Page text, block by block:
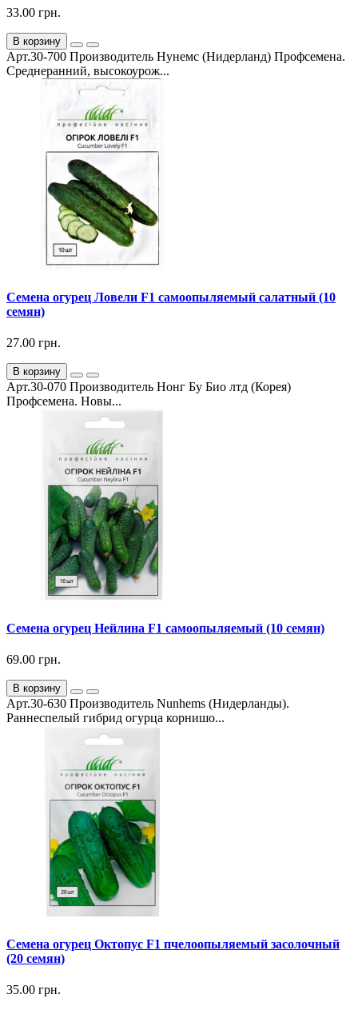
33.00 грн.
В корзину
Арт.30-700 Производитель Нунемс (Нидерланд) Профсемена.
Среднеранний, высокоурож...
Семена огурец Ловели F1 самоопыляемый салатный (10
семян)
27.00 грн.
В корзину
Арт.30-070 Производитель Нонг Бу Био лтд (Корея)
Профсемена. Новы...
Семена огурец Нейлина F1 самоопыляемый (10 семян)
69.00 грн.
В корзину
Арт.30-630 Производитель Nunhems (Нидерланды).
Раннеспелый гибрид огурца корнишо...
Семена огурец Октопус F1 пчелоопыляемый засолочный
(20 семян)
35.00 грн.